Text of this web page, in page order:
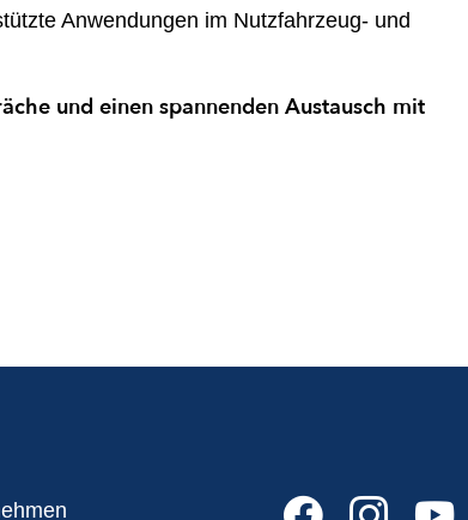
Anwendungen im Nutzfahrzeug- und
und einen spannenden Austausch mit